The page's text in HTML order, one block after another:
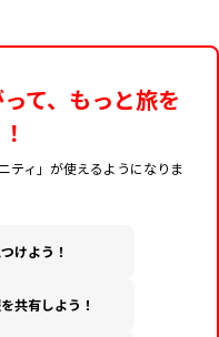
て、もっと旅を
ティ」が使えるようになりま
けよう！
共有しよう！